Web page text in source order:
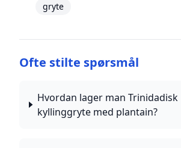
gryte
Ofte stilte spørsmål
Hvordan lager man Trinidadisk
kyllinggryte med plantain?